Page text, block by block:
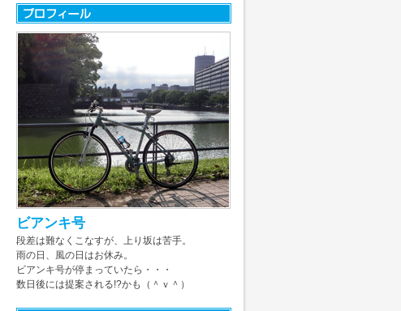
ビアンキ号
段差は難なくこなすが、上り坂は苦手。
雨の日、風の日はお休み。
ビアンキ号が停まっていたら・・・
数日後には提案される!?かも（＾ｖ＾）